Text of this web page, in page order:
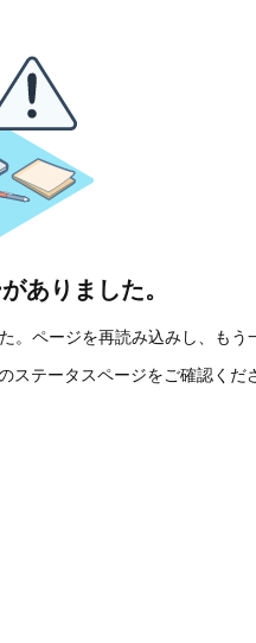
ありました。
ページを再読み込みし、もう
ステータスページをご確認くだ